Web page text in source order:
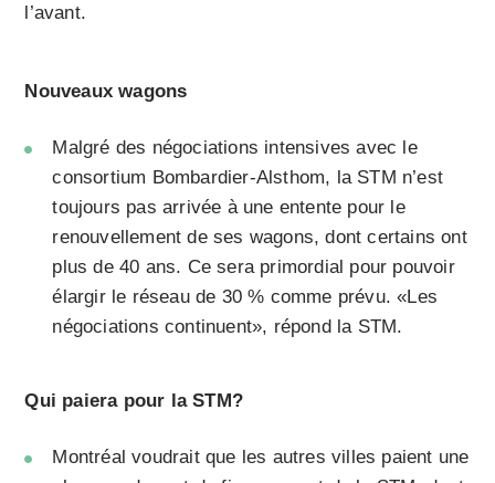
l’avant.
Nouveaux wagons
Malgré des négociations intensives avec le
consortium Bombardier-Alsthom, la STM n’est
toujours pas arrivée à une entente pour le
renouvellement de ses wagons, dont certains ont
plus de 40 ans. Ce sera primordial pour pouvoir
élargir le réseau de 30 % comme prévu. «Les
négociations continuent», répond la STM.
Qui paiera pour la STM?
Montréal voudrait que les autres villes paient une